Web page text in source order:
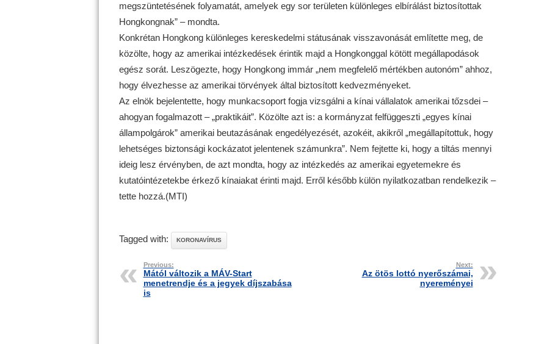
megszüntetésének folyamatát, amelyek egy sor területen különleges elbírálást biztosítottak
Hongkongnak” – mondta.
Konkrétan Hongkong különleges kereskedelmi státusának visszavonását említette meg, de
közölte, hogy az amerikai intézkedések érintik majd a Hongkonggal kötött megállapodások
egész sorát. Leszögezte, hogy Hongkong immár „nem megfelelő mértékben autonóm” ahhoz,
hogy élvezhesse az amerikai törvények által biztosított kedvezményeket.
Az elnök bejelentette, hogy munkacsoport fogja vizsgálni a kínai vállalatok amerikai tőzsdei –
ahogyan fogalmazott – „praktikáit”. Közölte azt is: a kormányzat felfüggeszti „egyes kínai
állampolgárok” amerikai beutazásának engedélyezését, azokéit, akikről „megállapítottuk, hogy
lehetséges biztonsági kockázatot jelentenek számunkra”. Nem fejtette ki, hogy a tiltás mennyi
ideig lesz érvényben, de azt mondta, hogy az intézkedés az amerikai egyetemekre és
kutatóintézetekbe érkező kínaiakat érinti majd. Erről később külön nyilatkozatban rendelkezik –
tette hozzá.(MTI)
Tagged with: KORONAVÍRUS
Previous:
Mától változik a MÁV-Start
menetrendje és a jegyek díjszabása
is
Next:
Az ötös lottó nyerőszámai,
nyereményei